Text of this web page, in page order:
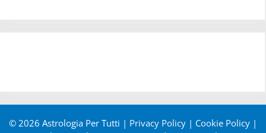
© 2026 Astrologia Per Tutti | Privacy Policy | Cookie Policy |